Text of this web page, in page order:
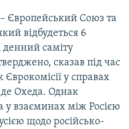
Європейський Союз та
відбудеться 6
саміту
сказав під час
у справах
де Охеда. Однак
у взаєминах між Росією
щодо російсько-